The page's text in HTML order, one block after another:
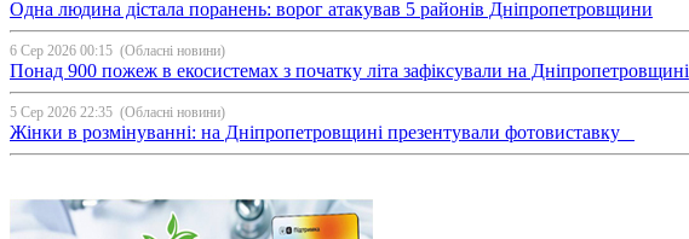
Одна людина дістала поранень: ворог атакував 5 районів Дніпропетровщини
6 Сер 2026 00:15 (Обласні новини)
Понад 900 пожеж в екосистемах з початку літа зафіксували на Дніпропетровщині
5 Сер 2026 22:35 (Обласні новини)
Жінки в розмінуванні: на Дніпропетровщині презентували фотовиставку